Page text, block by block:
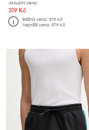
Aktuální cena:
319 Kč
Běžná cena:379 Kč
Nejnižší cena:379 Kč